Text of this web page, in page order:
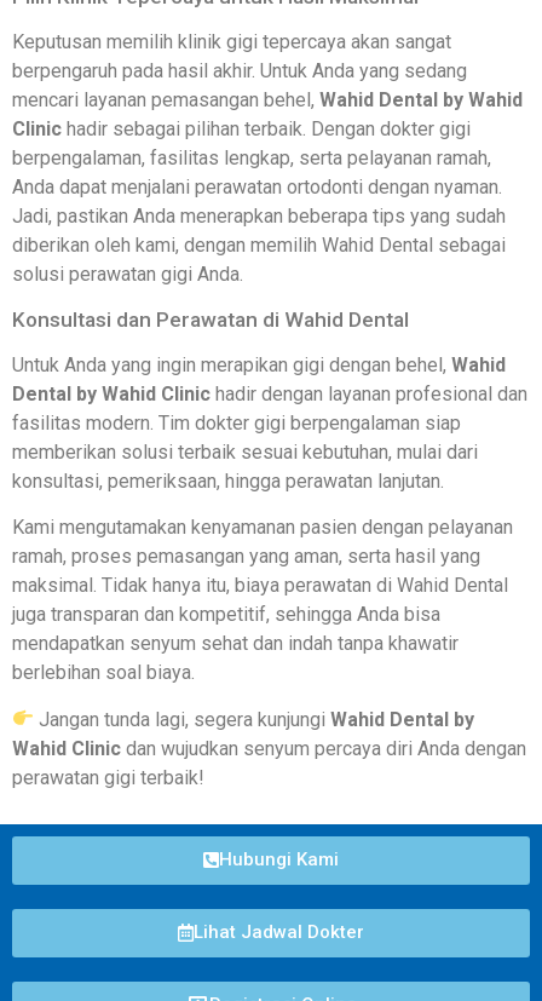
Keputusan memilih klinik gigi tepercaya akan sangat
berpengaruh pada hasil akhir. Untuk Anda yang sedang
mencari layanan pemasangan behel, Wahid Dental by Wahid
Clinic hadir sebagai pilihan terbaik. Dengan dokter gigi
berpengalaman, fasilitas lengkap, serta pelayanan ramah,
Anda dapat menjalani perawatan ortodonti dengan nyaman.
Jadi, pastikan Anda menerapkan beberapa tips yang sudah
diberikan oleh kami, dengan memilih Wahid Dental sebagai
solusi perawatan gigi Anda.
Konsultasi dan Perawatan di Wahid Dental
Untuk Anda yang ingin merapikan gigi dengan behel, Wahid
Dental by Wahid Clinic hadir dengan layanan profesional dan
fasilitas modern. Tim dokter gigi berpengalaman siap
memberikan solusi terbaik sesuai kebutuhan, mulai dari
konsultasi, pemeriksaan, hingga perawatan lanjutan.
Kami mengutamakan kenyamanan pasien dengan pelayanan
ramah, proses pemasangan yang aman, serta hasil yang
maksimal. Tidak hanya itu, biaya perawatan di Wahid Dental
juga transparan dan kompetitif, sehingga Anda bisa
mendapatkan senyum sehat dan indah tanpa khawatir
berlebihan soal biaya.
Jangan tunda lagi, segera kunjungiWahid Dental by
Wahid Clinic dan wujudkan senyum percaya diri Anda dengan
perawatan gigi terbaik!
Hubungi Kami
Lihat Jadwal Dokter